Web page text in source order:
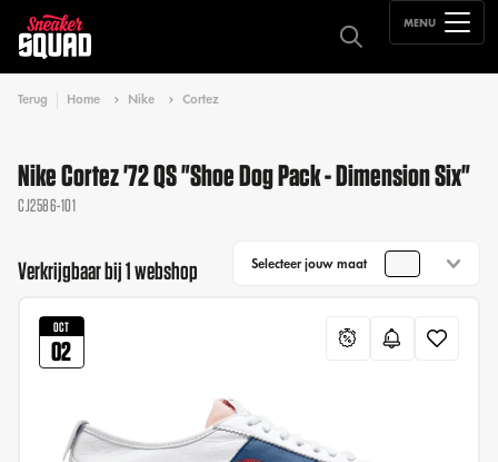
MENU
Terug Home Nike Cortez
Nike Cortez '72 QS "Shoe Dog Pack - Dimension Six"
CJ2586-101
Verkrijgbaar bij 1 webshop Selecteer jouw maat
OCT
02